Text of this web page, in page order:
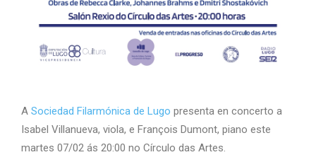
A Sociedad Filarmónica de Lugo presenta en concerto a
Isabel Villanueva, viola, e François Dumont, piano este
martes 07/02 ás 20:00 no Círculo das Artes.